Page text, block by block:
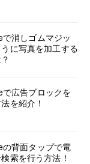
消しゴムマジッ
に写真を加工する
広告ブロックを
を紹介！
の背面タップで電
索を行う方法！